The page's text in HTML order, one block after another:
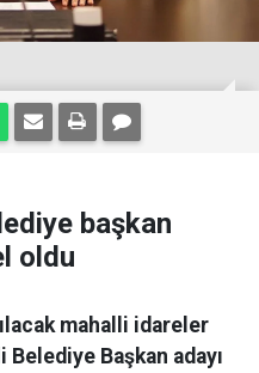
başkan
oldu
mahalli idareler
Başkan adayı